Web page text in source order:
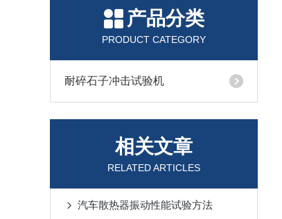
产品分类
PRODUCT CATEGORY
耐碎石子冲击试验机
相关文章
RELATED ARTICLES
汽车散热器振动性能试验方法